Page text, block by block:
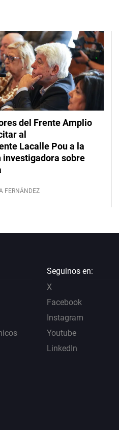
del Frente Amplio
al
Lacalle Pou a la
investigadora sobre
FERNÁNDEZ
Seguinos en:
X
Facebook
Instagram
Youtube
LinkedIn